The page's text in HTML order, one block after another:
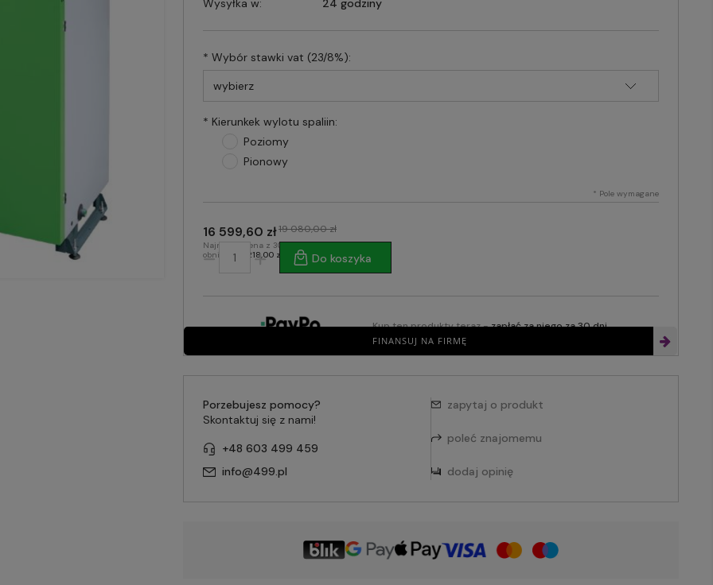
Wysyłka w:
24 godziny
* Wybór stawki vat (23/8%):
* Kierunkek wylotu spaliin:
Poziomy
Pionowy
* Pole wymagane
16 599,60 zł19 080,00 zł
Najniższa cena z 30 dni przed
obniżką: 16 218,00 zł Do koszyka
FINANSUJ NA FIRMĘ
Kup ten produkty teraz -zapłać za niego za 30 dni
Porzebujesz pomocy?
Skontaktuj się z nami!
+48 603 499 459
info@499.pl
zapytaj o produkt
poleć znajomemu
dodaj opinię